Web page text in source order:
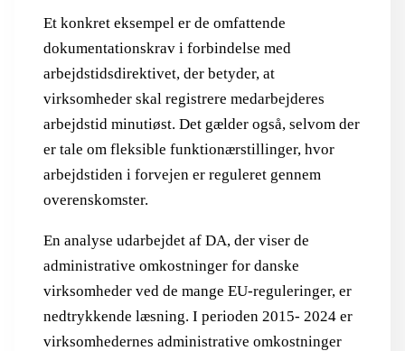
Et konkret eksempel er de omfattende
dokumentationskrav i forbindelse med
arbejdstidsdirektivet, der betyder, at
virksomheder skal registrere medarbejderes
arbejdstid minutiøst. Det gælder også, selvom der
er tale om fleksible funktionærstillinger, hvor
arbejdstiden i forvejen er reguleret gennem
overenskomster.
En analyse udarbejdet af DA, der viser de
administrative omkostninger for danske
virksomheder ved de mange EU-reguleringer, er
nedtrykkende læsning. I perioden 2015- 2024 er
virksomhedernes administrative omkostninger